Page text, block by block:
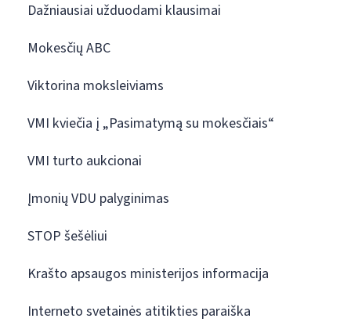
Dažniausiai užduodami klausimai
Mokesčių ABC
Viktorina moksleiviams
VMI kviečia į „Pasimatymą su mokesčiais“
VMI turto aukcionai
Įmonių VDU palyginimas
STOP šešėliui
Krašto apsaugos ministerijos informacija
Interneto svetainės atitikties paraiška